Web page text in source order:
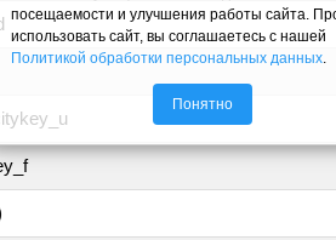
посещаемости и улучшения работы сайта.
использовать сайт, вы соглашаетесь с нашей
Политикой обработки персональных данных
Понятно